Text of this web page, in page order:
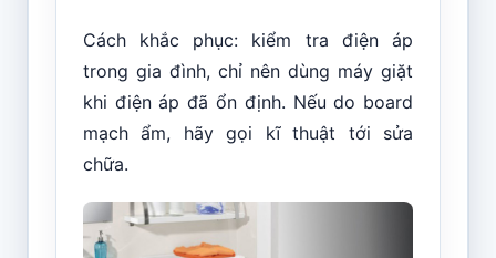
Cách khắc phục: kiểm tra điện áp
trong gia đình, chỉ nên dùng máy giặt
khi điện áp đã ổn định. Nếu do board
mạch ẩm, hãy gọi kĩ thuật tới sửa
chữa.